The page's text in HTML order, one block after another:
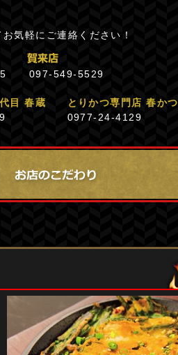
気軽にご連絡ください！
097-549-5529
目 春蔵
とりかつ専門店 春かつ
0977-24-4129